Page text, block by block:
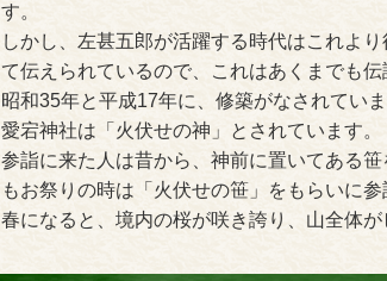
す。
しかし、左甚五郎が活躍する時代はこれよ
て伝えられているので、これはあくまでも伝
昭和35年と平成17年に、修築がなされてい
愛宕神社は「火伏せの神」とされています。
参詣に来た人は昔から、神前に置いてある
もお祭りの時は「火伏せの笹」をもらいに参
春になると、境内の桜が咲き誇り、山全体が